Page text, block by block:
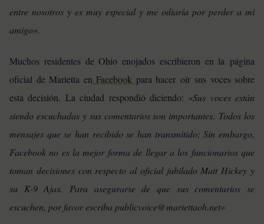
entre nosotros y es muy especial y me odiaría por perder a mi
amigo».
Muchos residentes de Ohio enojados escribieron en la página
oficial de Marietta en Facebook para hacer oír sus voces sobre
esta decisión. La ciudad respondió diciendo: «Sus voces están
siendo escuchadas y sus comentarios son importantes. Todos los
mensajes que se han recibido se han transmitido; Sin embargo,
Facebook no es la mejor forma de llegar a los funcionarios que
toman decisiones con respecto al oficial jubilado Matt Hickey y
su K-9 Ajax. Para asegurarse de que sus comentarios se
escuchen, por favor escriba publicvoice@mariettaoh.net»